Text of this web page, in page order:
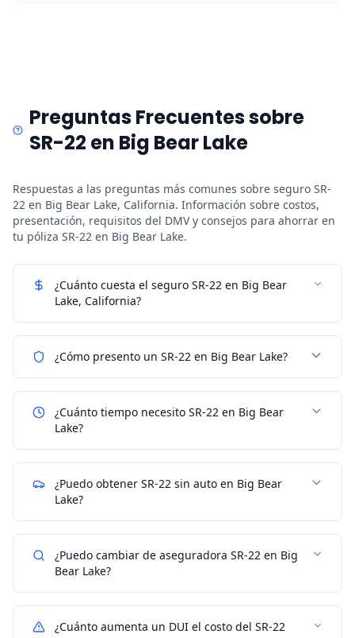
Preguntas Frecuentes sobre
SR-22 en Big Bear Lake
Respuestas a las preguntas más comunes sobre seguro SR-
22 en Big Bear Lake, California. Información sobre costos,
presentación, requisitos del DMV y consejos para ahorrar en
tu póliza SR-22 en Big Bear Lake.
¿Cuánto cuesta el seguro SR-22 en Big Bear
Lake, California?
¿Cómo presento un SR-22 en Big Bear Lake?
¿Cuánto tiempo necesito SR-22 en Big Bear
Lake?
¿Puedo obtener SR-22 sin auto en Big Bear
Lake?
¿Puedo cambiar de aseguradora SR-22 en Big
Bear Lake?
¿Cuánto aumenta un DUI el costo del SR-22